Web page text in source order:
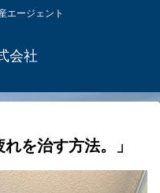
エージェント
会社
を治す方法。」